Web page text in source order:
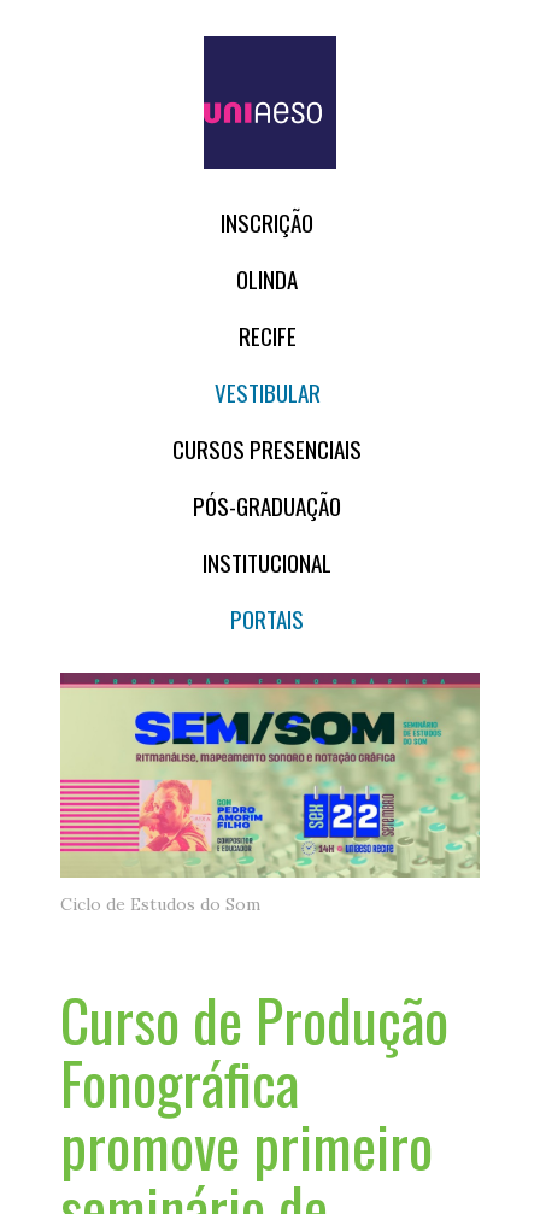
INSCRIÇÃO
OLINDA
RECIFE
VESTIBULAR
CURSOS PRESENCIAIS
PÓS-GRADUAÇÃO
INSTITUCIONAL
PORTAIS
Ciclo de Estudos do Som
Curso de Produção
Fonográfica
promove primeiro